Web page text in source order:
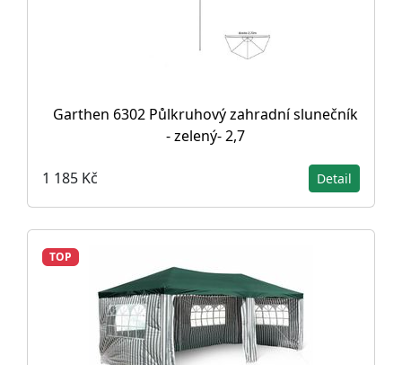
Garthen 6302 Půlkruhový zahradní slunečník
- zelený- 2,7
1 185 Kč Detail
TOP